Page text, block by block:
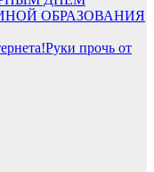
ОБРАЗОВАНИЯ
Руки прочь от